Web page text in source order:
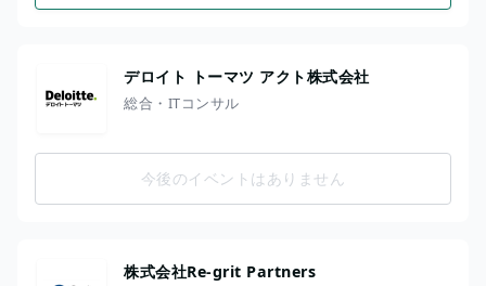
デロイト トーマツ アクト株式会社
総合・ITコンサル
今後のイベントはありません
株式会社Re-grit Partners